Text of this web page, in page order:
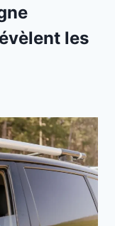
les